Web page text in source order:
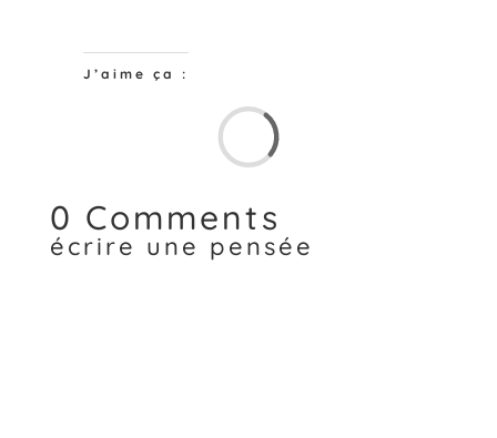
J’aime ça :
0 Comments
écrire une pensée